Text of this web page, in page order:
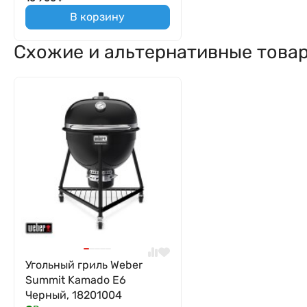
В корзину
Схожие и альтернативные
Угольный гриль Weber
Summit Kamado E6
Черный, 18201004